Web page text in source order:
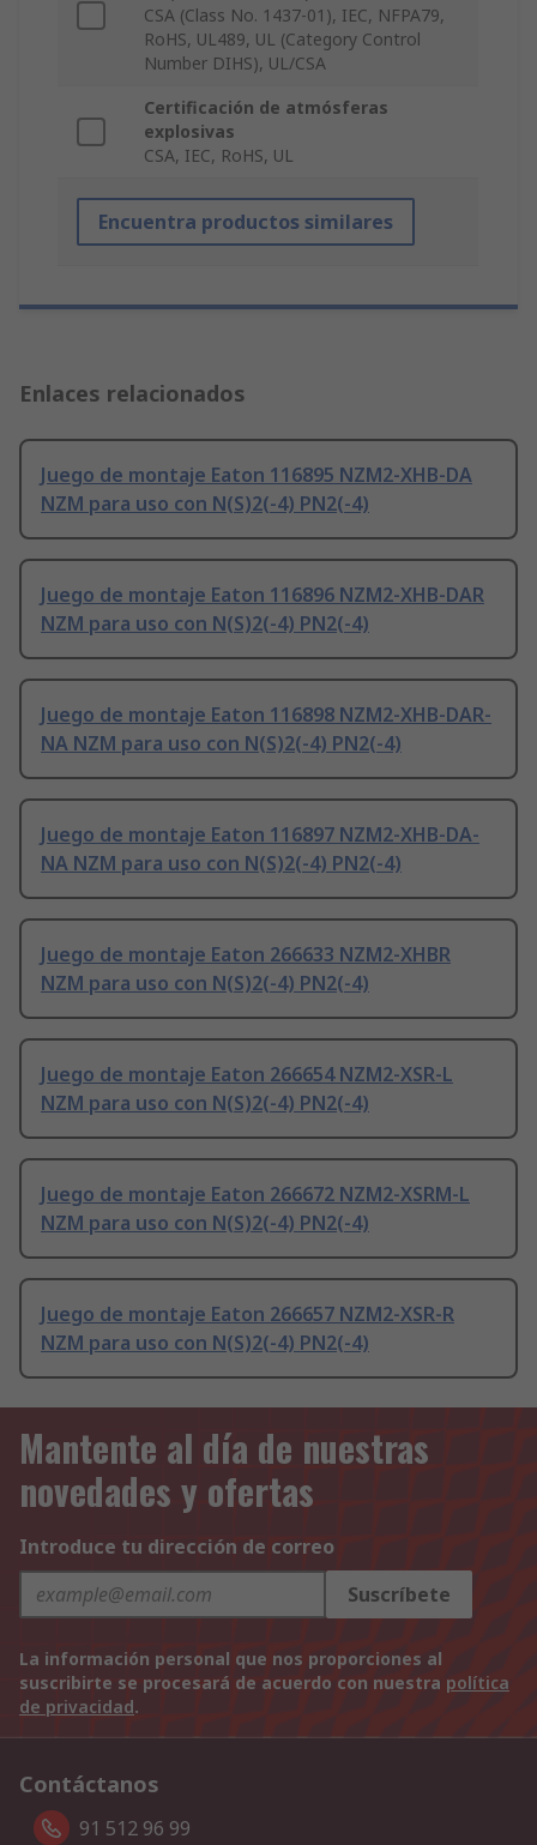
CSA (Class No. 1437-01), IEC, NFPA79,
RoHS, UL489, UL (Category Control
Number DIHS), UL/CSA
Certificación de atmósferas
explosivas
CSA, IEC, RoHS, UL
Encuentra productos similares
Enlaces relacionados
Juego de montaje Eaton 116895 NZM2-XHB-DA
NZM para uso con N(S)2(-4) PN2(-4)
Juego de montaje Eaton 116896 NZM2-XHB-DAR
NZM para uso con N(S)2(-4) PN2(-4)
Juego de montaje Eaton 116898 NZM2-XHB-DAR-
NA NZM para uso con N(S)2(-4) PN2(-4)
Juego de montaje Eaton 116897 NZM2-XHB-DA-
NA NZM para uso con N(S)2(-4) PN2(-4)
Juego de montaje Eaton 266633 NZM2-XHBR
NZM para uso con N(S)2(-4) PN2(-4)
Juego de montaje Eaton 266654 NZM2-XSR-L
NZM para uso con N(S)2(-4) PN2(-4)
Juego de montaje Eaton 266672 NZM2-XSRM-L
NZM para uso con N(S)2(-4) PN2(-4)
Juego de montaje Eaton 266657 NZM2-XSR-R
NZM para uso con N(S)2(-4) PN2(-4)
Mantente al día de nuestras
novedades y ofertas
Introduce tu dirección de correo
Suscríbete
La información personal que nos proporciones al
suscribirte se procesará de acuerdo con nuestra política
de privacidad.
Contáctanos
91 512 96 99